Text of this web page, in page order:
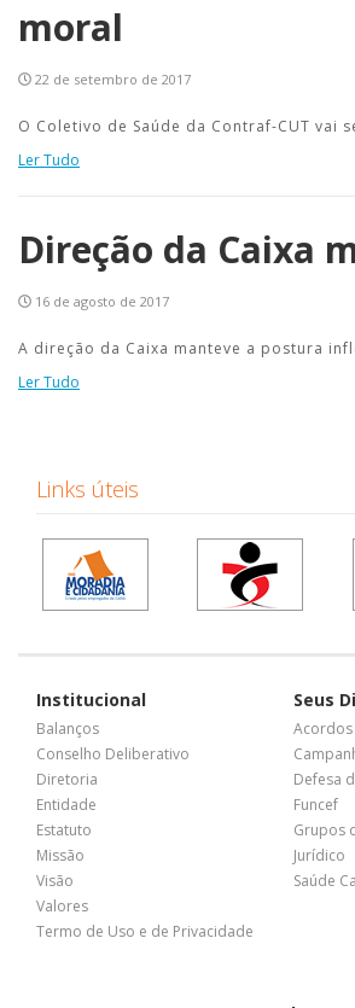
moral
22 de setembro de 2017
O Coletivo de Saúde da Contraf-CUT vai
Ler Tudo
Direção da Caixa
16 de agosto de 2017
A direção da Caixa manteve a postura
Ler Tudo
Links úteis
Institucional
Balanços
Conselho Deliberativo
Diretoria
Entidade
Estatuto
Missão
Visão
Valores
Termo de Uso e de Privacidade
Seus
Defesa
Funcef
Grupos
Jurídico
Saúde